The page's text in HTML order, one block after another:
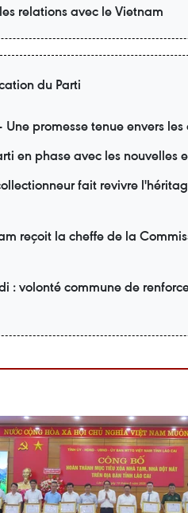
relations avec le Vietnam
du Parti
Une promesse tenue envers
en phase avec les
fait revivre
reçoit la cheffe de la
: volonté commune de